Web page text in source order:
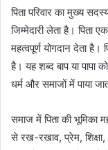
पिता परिवार का मुख्य
जिम्मेदारी लेता है। पिता
महत्वपूर्ण योगदान देता
है। यह शब्द बाप या पापा
धर्म और समाजों में पाया
समाज में पिता की भूमिका
से रख-रखाव, प्रेम, शिक्षा,